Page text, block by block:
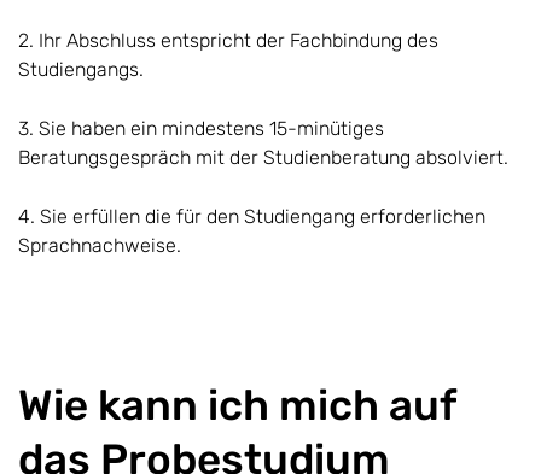
2. Ihr Abschluss entspricht der Fachbindung des
Studiengangs.
3. Sie haben ein mindestens 15-minütiges
Beratungsgespräch mit der Studienberatung absolviert.
4. Sie erfüllen die für den Studiengang erforderlichen
Sprachnachweise.
Wie kann ich mich auf
das Probestudium